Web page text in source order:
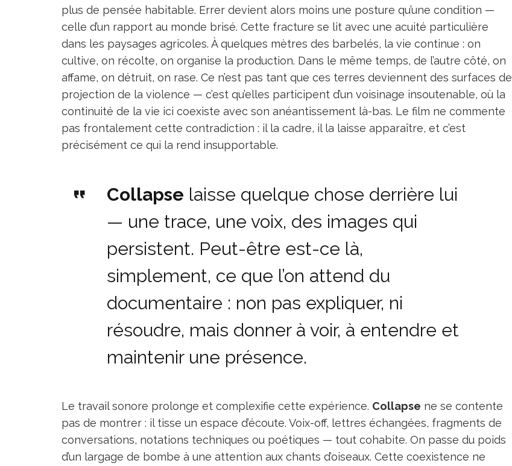
plus de pensée habitable. Errer devient alors moins une posture qu’une condition —
celle d’un rapport au monde brisé. Cette fracture se lit avec une acuité particulière
dans les paysages agricoles. À quelques mètres des barbelés, la vie continue : on
cultive, on récolte, on organise la production. Dans le même temps, de l’autre côté, on
affame, on détruit, on rase. Ce n’est pas tant que ces terres deviennent des surfaces de
projection de la violence — c’est qu’elles participent d’un voisinage insoutenable, où la
continuité de la vie ici coexiste avec son anéantissement là-bas. Le film ne commente
pas frontalement cette contradiction : il la cadre, il la laisse apparaître, et c’est
précisément ce qui la rend insupportable.
Collapse laisse quelque chose derrière lui
— une trace, une voix, des images qui
persistent. Peut-être est-ce là,
simplement, ce que l’on attend du
documentaire : non pas expliquer, ni
résoudre, mais donner à voir, à entendre et
maintenir une présence.
Le travail sonore prolonge et complexifie cette expérience. Collapse ne se contente
pas de montrer : il tisse un espace d’écoute. Voix-off, lettres échangées, fragments de
conversations, notations techniques ou poétiques — tout cohabite. On passe du poids
d’un largage de bombe à une attention aux chants d’oiseaux. Cette coexistence ne